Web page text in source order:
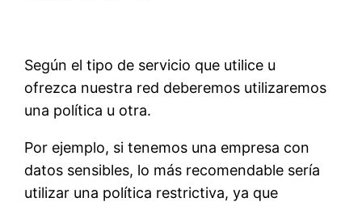
Según el tipo de servicio que utilice u
ofrezca nuestra red deberemos utilizaremos
una política u otra.
Por ejemplo, si tenemos una empresa con
datos sensibles, lo más recomendable sería
utilizar una política restrictiva, ya que